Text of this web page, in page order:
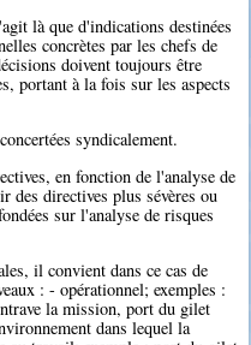
là que d'indications destinées
concrètes par les chefs de
doivent toujours être
portant à la fois sur les aspects
syndicalement.
en fonction de l'analyse de
des directives plus sévères ou
sur l'analyse de risques
il convient dans ce cas de
: - opérationnel; exemples :
la mission, port du gilet
dans lequel la